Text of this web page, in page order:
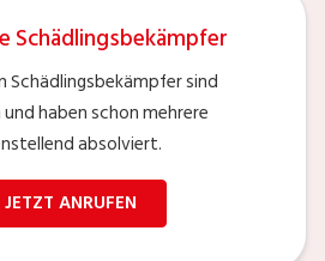
Schädlingsbekämpfer
sind
haben schon mehrere
absolviert.
JETZT ANRUFEN